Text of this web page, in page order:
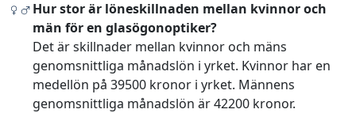
Hur stor är löneskillnaden mellan kvinnor och
män för en glasögonoptiker?
Det är skillnader mellan kvinnor och mäns
genomsnittliga månadslön i yrket. Kvinnor har en
medellön på 39500 kronor i yrket. Männens
genomsnittliga månadslön är 42200 kronor.